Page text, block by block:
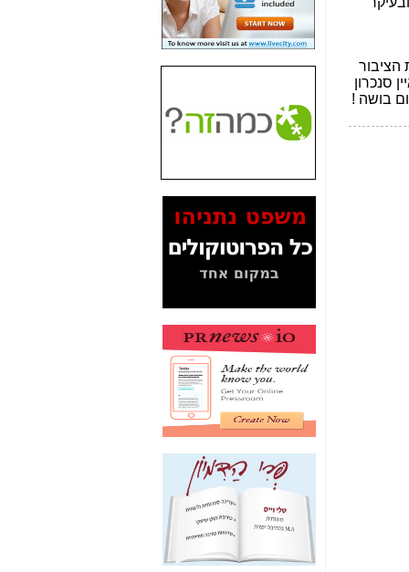
האם השר איוב קרא
היה צריך בכלל לחתום
על האישור, שנתן
האם ביבי וקרא קבלו
בכלל תמורה עבור
המסמכים בנושא בזק-
Yes (תיק 4000)
לאיש הלא נכון! -כאן
עובדות ומסמכים
האם ביבי כשר
תקשורת עזר לקב'
בזק? -כאן
מה מקור ה-Fake
News שהביא לתפירת
תיק לביבי והעלמת
החשודים הנכונים -כאן
אחת הרגליים של "תיק
4000 התפור"
התמוטטה היום
בניצחון (כפול) של בזק
כאן
איך כתבות מפנקות